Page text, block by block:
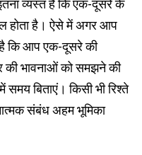
व्यस्त है कि एक-दूसरे के
होता है। ऐसे में अगर आप
है कि आप एक-दूसरे की
की भावनाओं को समझने की
बिताएं। किसी भी रिश्ते
संबंध अहम भूमिका